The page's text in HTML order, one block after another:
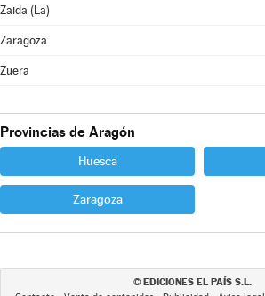
Zaida (La)
Zaragoza
Zuera
Provincias de Aragón
Huesca
Zaragoza
© EDICIONES EL PAÍS S.L.